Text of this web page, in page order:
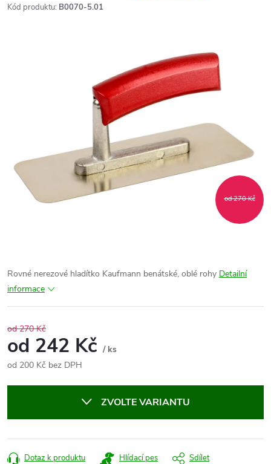
Kód produktu: B0070-5.01
od 270 Kč
Rovné nerezové hladítko Kaufmann benátské, oblé rohy Detailní
informace
od 270 Kč
od 242 Kč / ks
od 200 Kč bez DPH
ZVOLTE VARIANTU
Dotaz k produktu Hlídací pes Sdílet